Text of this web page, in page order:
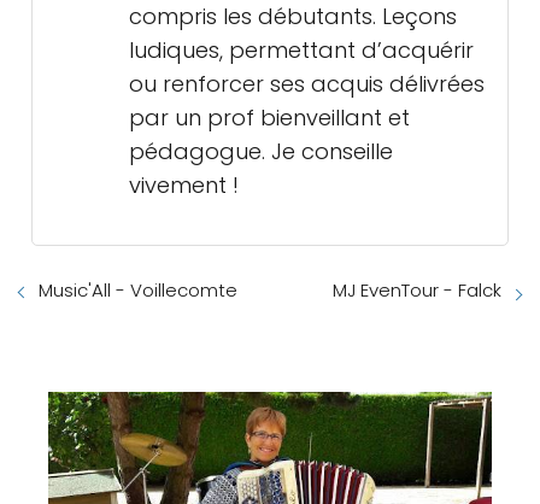
compris les débutants. Leçons
ludiques, permettant d’acquérir
ou renforcer ses acquis délivrées
par un prof bienveillant et
pédagogue. Je conseille
vivement !
Music'All - Voillecomte MJ EvenTour - Falck